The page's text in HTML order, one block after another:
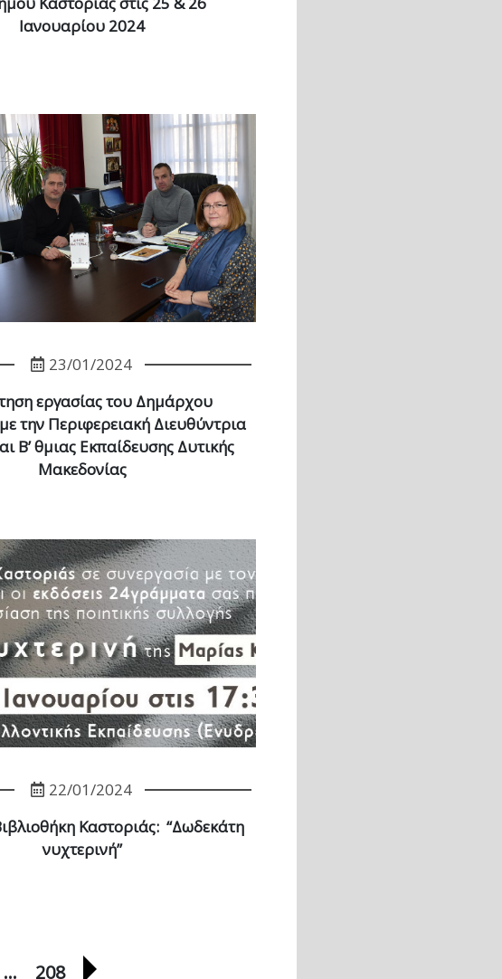
Ιανουαρίου 2024
23/01/2024
εργασίας του Δημάρχου
την Περιφερειακή Διευθύντρια
Β’ θμιας Εκπαίδευσης Δυτικής
Μακεδονίας
22/01/2024
Καστοριάς: “Δωδεκάτη
νυχτερινή”
… 208 Επόμενη σελίδα